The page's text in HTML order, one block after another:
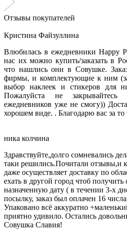
Отзывы покупателей
Кристина Файзуллина
Влюбилась в ежедневники Happy
нас их можно купить/заказать в
что нашлись они в Совушке.
фирмы, и комплектующие к ним
выбор наклеек и стикеров для
Пожалуйста не
ежедневников уже не смогу))
хорошем виде. . Благодарю вас за то
ника колчина
Здравствуйте,долго сомневались
таки решились.Почитали отзывы,и
даже осуществляет доставку по
ехать в другой город чтоб получить
назначенную дату ( в течении 3-х
посылку, заказ был оплачен 16
Упаковано всё аккуратно
приятно удивило. Остались
Совушка Славия!